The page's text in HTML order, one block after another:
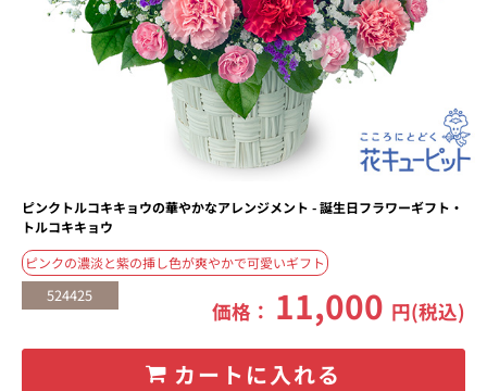
ピンクトルコキキョウの華やかなアレンジメント - 誕生日フラワーギフト・
トルコキキョウ
ピンクの濃淡と紫の挿し色が爽やかで可愛いギフト
524425
価格： 11,000 円(税込)
カートに入れる